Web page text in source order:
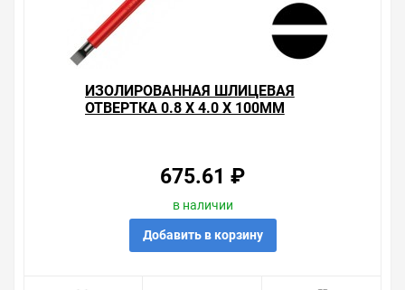
консультацию по тому, что мы продаем, узнать
преимущества конкретного товара, получить
информацию об отличительных особенностях товара,
который вы собираетесь купить. Мы всегда рады
из нашего ассортимента.
ИЗОЛИРОВАННАЯ ШЛИЦЕВАЯ
ОТВЕРТКА 0.8 X 4.0 X 100MM
675.61 ₽
в наличии
Добавить в корзину